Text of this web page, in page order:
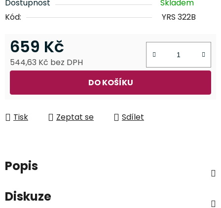
Dostupnost
Skladem
Kód:
YRS 322B
659 Kč
544,63 Kč bez DPH
DO KOŠÍKU
Tisk Zeptat se Sdílet
Popis
Diskuze